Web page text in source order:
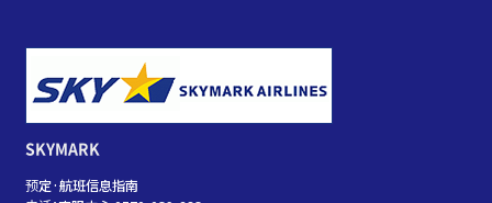
SKYMARK
预定·航班信息指南